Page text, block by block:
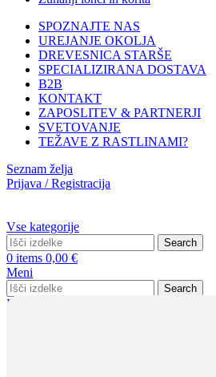
SPOZNAJTE NAS
UREJANJE OKOLJA
DREVESNICA STARŠE
SPECIALIZIRANA DOSTAVA
B2B
KONTAKT
ZAPOSLITEV & PARTNERJI
SVETOVANJE
TEŽAVE Z RASTLINAMI?
Seznam želja
Prijava / Registracija
Vse kategorije
Search
0 items 0,00 €
Meni
Search
Prijava / Registracija